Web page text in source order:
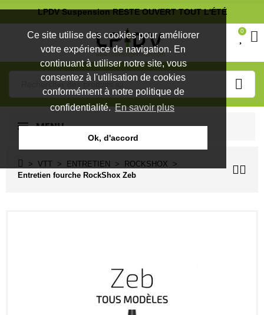
Ce site utilise des cookies pour améliorer
votre expérience de navigation. En
continuant à utiliser notre site, vous
consentez à l'utilisation de cookies
conformément à notre politique de
confidentialité.En savoir plus
Ok, d'accord
LPDV Suspension RESTE OUVERT TOUT L'ÉTÉ
0
MENU
VTT ENTRETIEN
ROCKSHOX
Entretien fourche RockShox Zeb